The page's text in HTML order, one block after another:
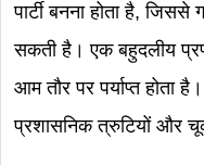
पार्टी बनना होता है,
सकती है। एक बहुदलीय
आम तौर पर पर्याप्त होता
प्रशासनिक त्रुटियों और